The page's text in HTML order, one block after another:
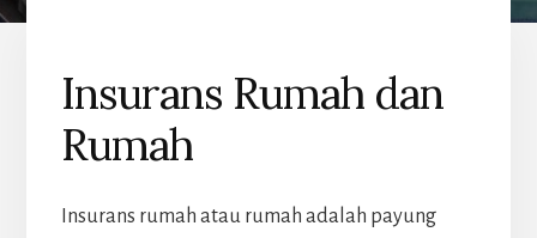
Insurans Rumah dan
Rumah
Insurans rumah atau rumah adalah payung